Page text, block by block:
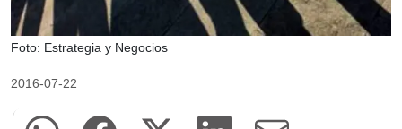
Foto: Estrategia y Negocios
2016-07-22